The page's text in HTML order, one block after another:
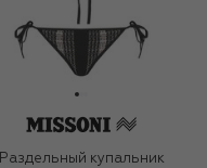
Раздельный купальник